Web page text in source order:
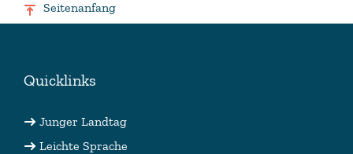
Seitenanfang
Quicklinks
Junger Landtag
Leichte Sprache